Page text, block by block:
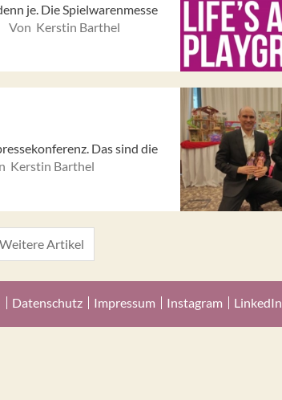
je. Die Spielwarenmesse
Von Kerstin Barthel
Das sind die
Kerstin Barthel
Weitere Artikel
Datenschutz Impressum Instagram LinkedIn